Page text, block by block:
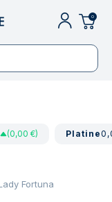
0
(0,00 €) Platine
Fortuna